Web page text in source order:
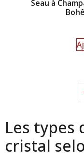
Seau à
Les types
cristal